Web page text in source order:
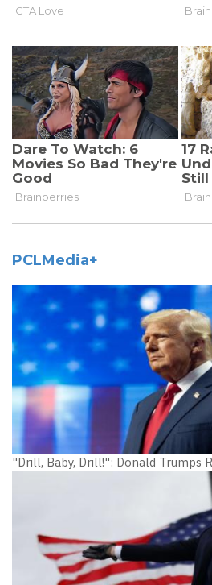
PCLMedia+
"Drill, Baby, Drill!": Donald Trumps